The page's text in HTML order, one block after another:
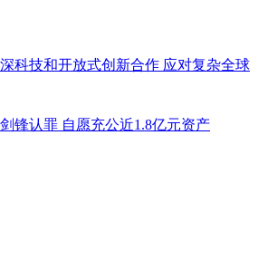
科技和开放式创新合作 应对复杂全球
锋认罪 自愿充公近1.8亿元资产